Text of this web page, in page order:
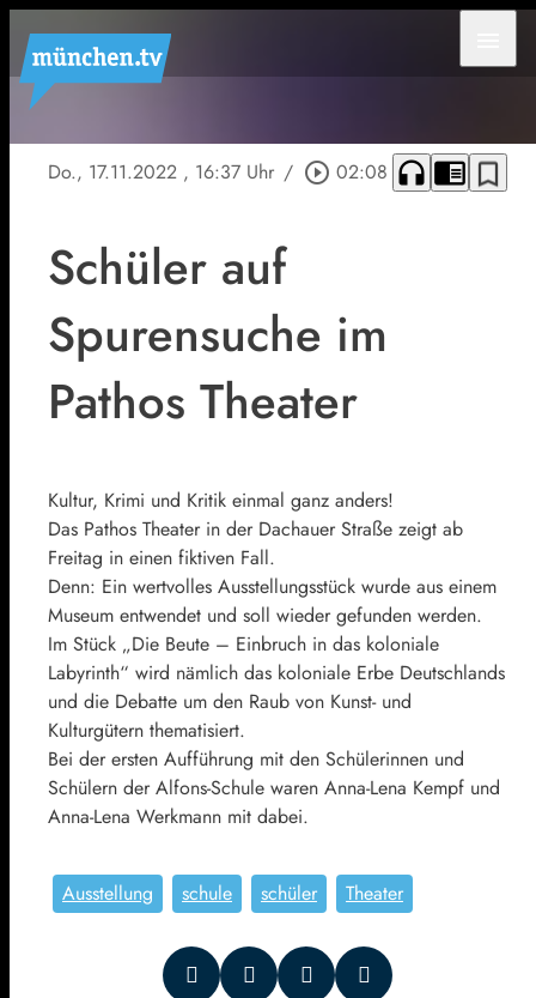
Do., 17.11.2022 , 16:37 Uhr / play_circle_outline 02:08 headphones chrome_reader_mode bookmark_border
Schüler auf
Spurensuche im
Pathos Theater
Kultur, Krimi und Kritik einmal ganz anders!
Das Pathos Theater in der Dachauer Straße zeigt ab
Freitag in einen fiktiven Fall.
Denn: Ein wertvolles Ausstellungsstück wurde aus einem
Museum entwendet und soll wieder gefunden werden.
Im Stück „Die Beute – Einbruch in das koloniale
Labyrinth“ wird nämlich das koloniale Erbe Deutschlands
und die Debatte um den Raub von Kunst- und
Kulturgütern thematisiert.
Bei der ersten Aufführung mit den Schülerinnen und
Schülern der Alfons-Schule waren Anna-Lena Kempf und
Anna-Lena Werkmann mit dabei.
Ausstellung schule schüler Theater